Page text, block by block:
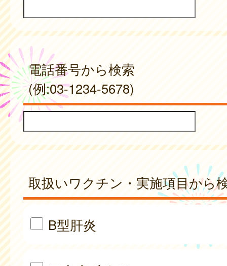
電話番号から検索
(例:03-1234-5678)
取扱いワクチン・実施項目から
B型肝炎